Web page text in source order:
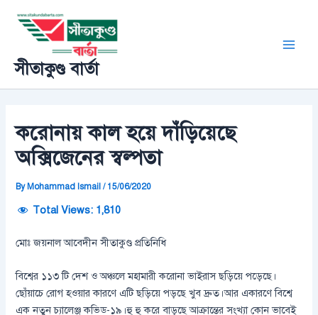
content
সীতাকুণ্ড বার্তা
করোনায় কাল হয়ে দাঁড়িয়েছে
অক্সিজেনের স্বল্পতা
By Mohammad Ismail/ 15/06/2020
Total Views: 1,810
মোঃ জয়নাল আবেদীন সীতাকুণ্ড প্রতিনিধি
বিশ্বের ১১৩ টি দেশ ও অঞ্চলে মহামারী করোনা ভাইরাস ছড়িয়ে পড়েছে।
ছোঁয়াচে রোগ হওয়ার কারণে এটি ছড়িয়ে পড়ছে খুব দ্রুত।আর একারণে বিশ্বে
এক নতুন চ্যালেঞ্জ কভিড-১৯।হু হু করে বাড়ছে আক্রান্তের সংখ্যা কোন ভাবেই
navigation